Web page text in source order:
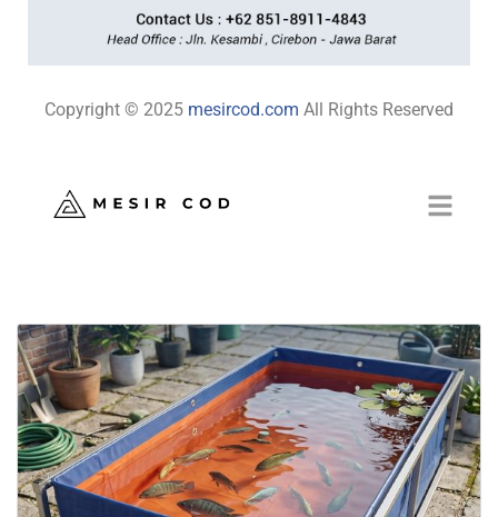
Copyright © 2025 mesircod.com All Rights Reserved